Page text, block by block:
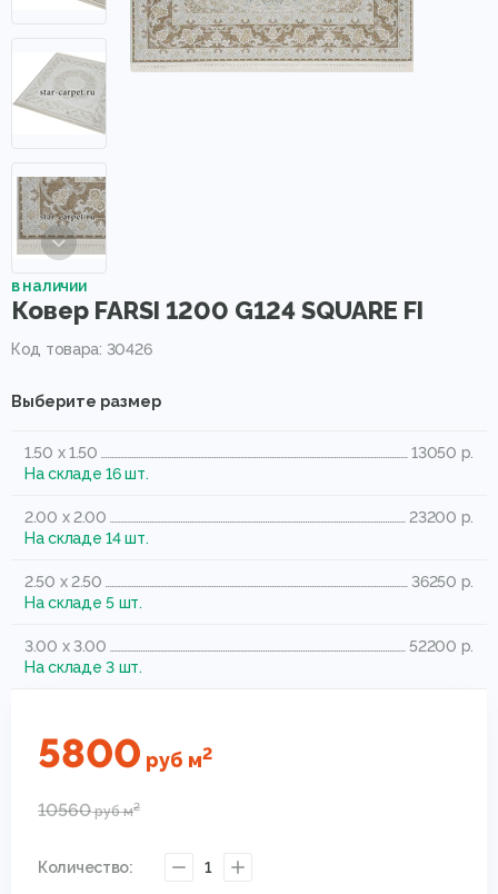
в наличии
Ковер FARSI 1200 G124 SQUARE FI
Код товара: 30426
Выберите размер
1.50 x 1.50
13050 р.
На складе 16 шт.
2.00 x 2.00
23200 р.
На складе 14 шт.
2.50 x 2.50
36250 р.
На складе 5 шт.
3.00 x 3.00
52200 р.
На складе 3 шт.
5800 руб м2
10560рубм2
Количество: 1